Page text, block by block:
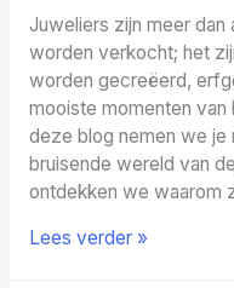
Juweliers zijn meer dan
worden verkocht; het
worden gecreëerd,
mooiste momenten
deze blog nemen we je
bruisende wereld van
ontdekken we waarom
Ontdek
Lees verder »